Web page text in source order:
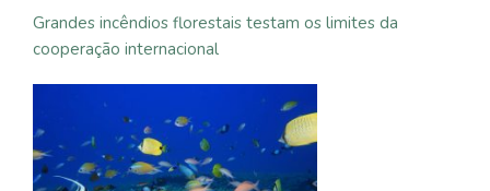
Grandes incêndios florestais testam os limites da
cooperação internacional